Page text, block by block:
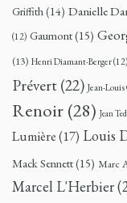
Griffith(14) Danielle
(12) Gaumont(15)
(13) Henri Diamant-Berger(12)
Prévert(22) Jean-Louis
Renoir (28) Jean
Lumière(17) Louis
Mack Sennett(15) Marc
Marcel L'Herbier